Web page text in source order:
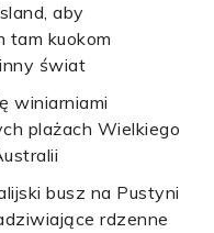
aby
tam kuokom
świat
winiarniami
plażach Wielkiego
busz na Pustyni
rdzenne